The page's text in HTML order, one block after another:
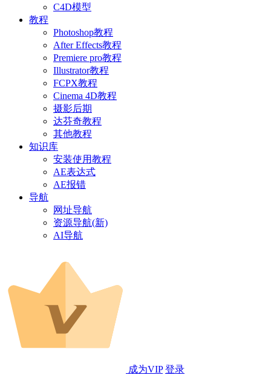
C4D模型
教程
Photoshop教程
After Effects教程
Premiere pro教程
Illustrator教程
FCPX教程
Cinema 4D教程
摄影后期
达芬奇教程
其他教程
知识库
安装使用教程
AE表达式
AE报错
导航
网址导航
资源导航(新)
AI导航
成为VIP 登录